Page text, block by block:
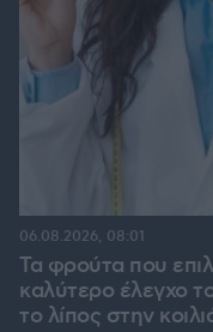
Τα φρούτα που
καλύτερο έλεγχο
το λίπος στην
06.08.2026, 08:01